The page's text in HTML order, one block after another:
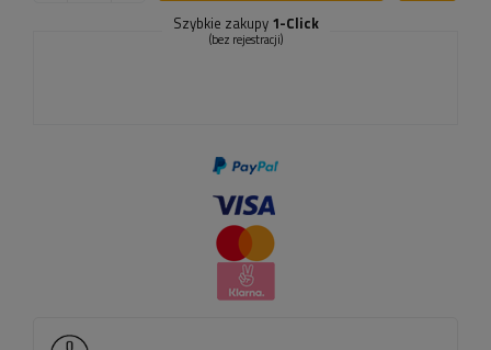
Szybkie zakupy 1-Click
(bez rejestracji)